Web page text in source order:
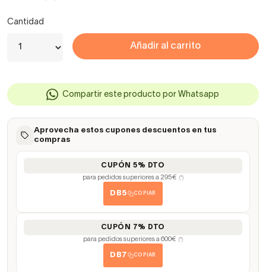
Cantidad
Añadir al carrito
Compartir este producto por Whatsapp
Aprovecha estos cupones descuentos en tus
compras
CUPÓN 5% DTO
para pedidos superiores a 295€ (*)
DB5 COPIAR
CUPÓN 7% DTO
para pedidos superiores a 600€ (*)
DB7 COPIAR